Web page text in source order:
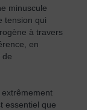
minuscule
tension qui
à travers
en
de
essentiel que